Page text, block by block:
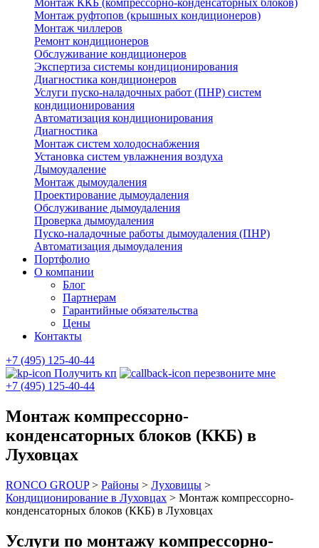
Монтаж ККБ (компрессорно-конденсаторных блоков)
Монтаж руфтопов (крышных кондиционеров)
Монтаж чиллеров
Ремонт кондиционеров
Обслуживание кондиционеров
Экспертиза системы кондиционирования
Диагностика кондиционеров
Услуги пуско-наладочных работ (ПНР) систем
кондиционирования
Автоматизация кондиционирования
Диагностика
Монтаж систем холодоснабжения
Установка систем увлажнения воздуха
Дымоудаление
Монтаж дымоудаления
Проектирование дымоудаления
Обслуживание дымоудаления
Проверка дымоудаления
Пуско-наладочные работы дымоудаления (ПНР)
Автоматизация дымоудаления
Портфолио
О компании
Блог
Партнерам
Гарантийные обязательства
Цены
Контакты
+7 (495) 125-40-44
Получить кп
перезвоните мне
+7 (495) 125-40-44
Монтаж компрессорно-
конденсаторных блоков (ККБ) в
Луховцах
RONCO GROUP> Районы > Луховицы >
Кондиционирование в Луховцах > Монтаж компрессорно-
конденсаторных блоков (ККБ) в Луховцах
Услуги по монтажу компрессорно-